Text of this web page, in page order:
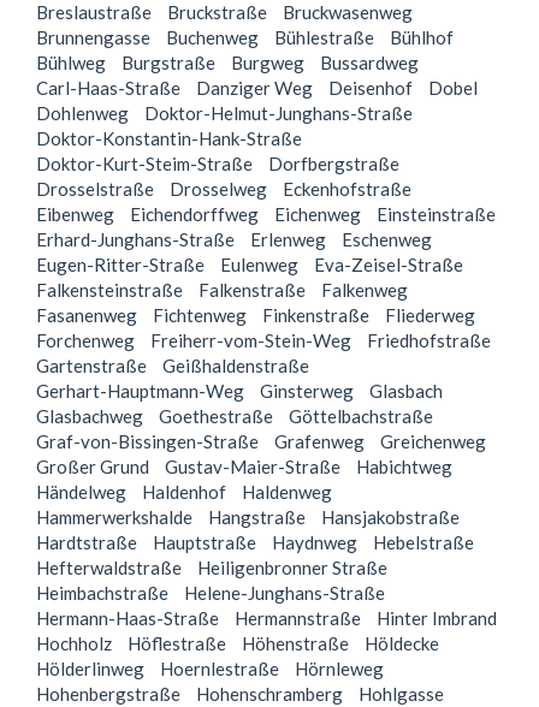
Breslaustraße
Bruckstraße
Bruckwasenweg
Brunnengasse
Buchenweg Bühlestraße
Bühlhof
Bühlweg
Burgstraße Burgweg
Bussardweg
Carl-Haas-Straße
Danziger Weg Deisenhof
Dobel
Dohlenweg
Doktor-Helmut-Junghans-Straße
Doktor-Konstantin-Hank-Straße
Doktor-Kurt-Steim-Straße
Dorfbergstraße
Drosselstraße
Drosselweg
Eckenhofstraße
Eibenweg
Eichendorffweg Eichenweg
Einsteinstraße
Erhard-Junghans-Straße
Erlenweg
Eschenweg
Eugen-Ritter-Straße
Eulenweg
Eva-Zeisel-Straße
Falkensteinstraße
Falkenstraße
Falkenweg
Fasanenweg
Fichtenweg Finkenstraße
Fliederweg
Forchenweg
Freiherr-vom-Stein-Weg
Friedhofstraße
Gartenstraße
Geißhaldenstraße
Gerhart-Hauptmann-Weg
Ginsterweg
Glasbach
Glasbachweg
Goethestraße
Göttelbachstraße
Graf-von-Bissingen-Straße
Grafenweg
Greichenweg
Großer Grund
Gustav-Maier-Straße
Habichtweg
Händelweg
Haldenhof
Haldenweg
Hammerwerkshalde
Hangstraße
Hansjakobstraße
Hardtstraße
Hauptstraße Haydnweg
Hebelstraße
Hefterwaldstraße
Heiligenbronner Straße
Heimbachstraße
Helene-Junghans-Straße
Hermann-Haas-Straße
Hermannstraße
Hinter Imbrand
Hochholz
Höflestraße Höhenstraße
Höldecke
Hölderlinweg
Hoernlestraße
Hörnleweg
Hohenbergstraße
Hohenschramberg
Hohlgasse